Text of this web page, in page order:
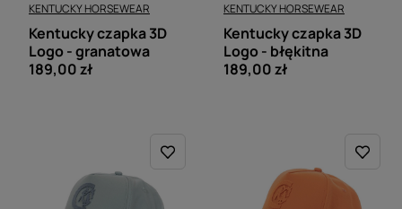
KENTUCKY HORSEWEAR
Kentucky czapka 3D
Logo - granatowa
189,00 zł
KENTUCKY HORSEWEAR
Kentucky czapka 3D
Logo - błękitna
189,00 zł